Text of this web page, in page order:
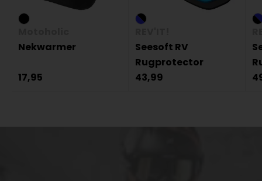
Nekwarmer
17,95
Seesoft RV
Rugprotector
43,99